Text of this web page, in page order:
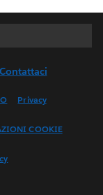
Contattaci
Privacy
COOKIE